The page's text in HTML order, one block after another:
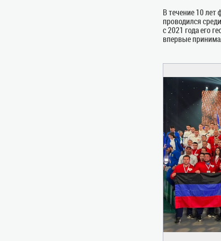
В течение 10 лет
проводился
с 2021 года его
впервые